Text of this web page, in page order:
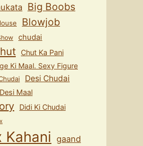
Big Boobs
Blowjob
chudai
Chut Ka Pani
Ki Maal. Sexy Figure
Desi Chudai
Desi Maal
Didi Ki Chudai
Kahani gaand